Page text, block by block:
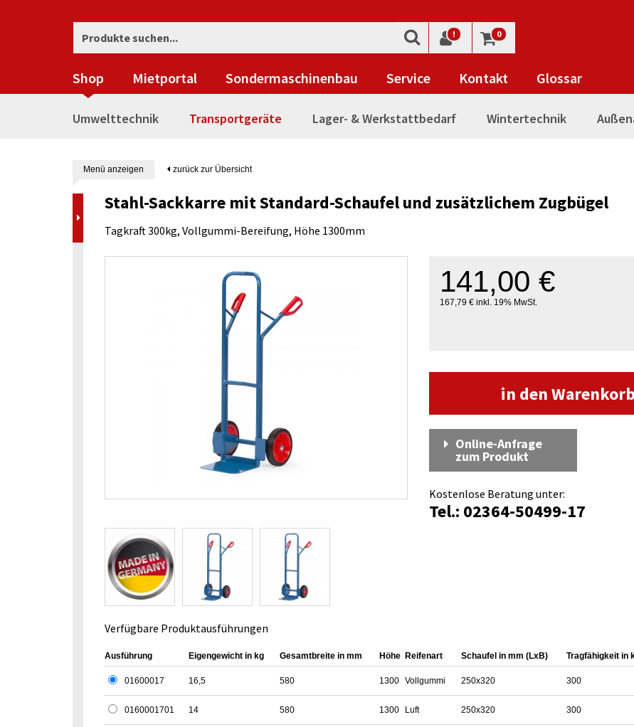
! 0
Shop Mietportal Sondermaschinenbau Service Kontakt Glossar
Umwelttechnik Transportgeräte Lager- & Werkstattbedarf Wintertechnik
Menü anzeigen zurück zur Übersicht
Stahl-Sackkarre mit Standard-Schaufel und zusätzlichem Zugbügel
Tagkraft 300kg, Vollgummi-Bereifung, Höhe 1300mm
141,00 €
167,79 € inkl. 19% MwSt.
in den Warenkorb
Online-Anfrage
zum Produkt
Kostenlose Beratung unter:
Tel.: 02364-50499-17
Verfügbare Produktausführungen
Ausführung Eigengewicht in kg Gesamtbreite in mm Höhe Reifenart Schaufel in mm (LxB) Tragfähigkeit in
01600017 16,5 580 1300 Vollgummi 250x320 300
0160001701 14 580 1300 Luft 250x320 300